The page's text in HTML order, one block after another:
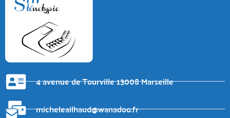
4 avenue de Tourville 13008 Marseille
micheleailhaud@wanadoo.fr